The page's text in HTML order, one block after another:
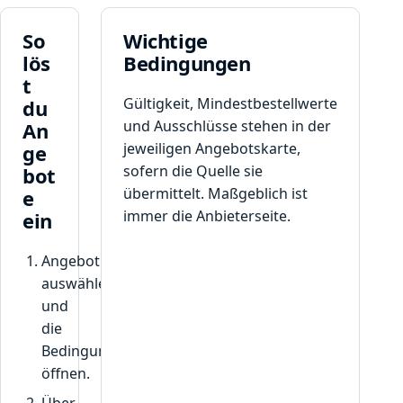
i
n
N
u
t
z
u
n
g
So
lös
t
du
An
ge
bot
e
ein
Angebot
auswählen
und
die
Bedingungen
öffnen.
Wichtige
Bedingungen
Gültigkeit, Mindestbestellwerte
und Ausschlüsse stehen in der
jeweiligen Angebotskarte,
sofern die Quelle sie
übermittelt. Maßgeblich ist
immer die Anbieterseite.